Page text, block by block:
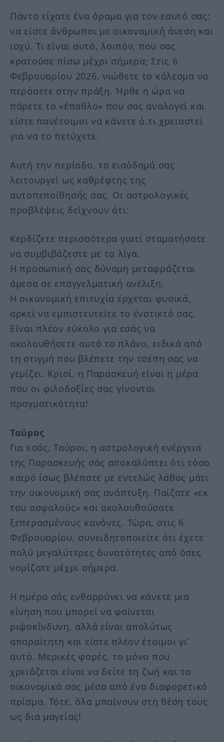
Πάντα είχατε ένα όραμα για τον εαυτό σας:
να είστε άνθρωποι με οικονομική άνεση και
ισχύ. Τι είναι αυτό, λοιπόν, που σας
κρατούσε πίσω μέχρι σήμερα; Στις 6
Φεβρουαρίου 2026, νιώθετε το κάλεσμα να
περάσετε στην πράξη. Ήρθε η ώρα να
πάρετε το «έπαθλο» που σας αναλογεί και
είστε πανέτοιμοι να κάνετε ό,τι χρειαστεί
για να το πετύχετε.
Αυτή την περίοδο, το εισόδημά σας
λειτουργεί ως καθρέφτης της
αυτοπεποίθησής σας. Οι αστρολογικές
προβλέψεις δείχνουν ότι:
Κερδίζετε περισσότερα γιατί σταματήσατε
να συμβιβάζεστε με τα λίγα.
Η προσωπική σας δύναμη μεταφράζεται
άμεσα σε επαγγελματική ανέλιξη.
Η οικονομική επιτυχία έρχεται φυσικά,
αρκεί να εμπιστευτείτε το ένστικτό σας.
Είναι πλέον εύκολο για εσάς να
ακολουθήσετε αυτό το πλάνο, ειδικά από
τη στιγμή που βλέπετε την τσέπη σας να
γεμίζει. Κριοί, η Παρασκευή είναι η μέρα
που οι φιλοδοξίες σας γίνονται
πραγματικότητα!
Ταύρος
Για εσάς, Ταύροι, η αστρολογική ενέργεια
της Παρασκευής σάς αποκαλύπτει ότι τόσο
καιρό ίσως βλέπατε με εντελώς λάθος μάτι
την οικονομική σας ανάπτυξη. Παίζατε «εκ
του ασφαλούς» και ακολουθούσατε
ξεπερασμένους κανόνες. Τώρα, στις 6
Φεβρουαρίου, συνειδητοποιείτε ότι έχετε
πολύ μεγαλύτερες δυνατότητες από όσες
νομίζατε μέχρι σήμερα.
Η ημέρα σάς ενθαρρύνει να κάνετε μια
κίνηση που μπορεί να φαίνεται
ριψοκίνδυνη, αλλά είναι απολύτως
απαραίτητη και είστε πλέον έτοιμοι γι’
αυτό. Μερικές φορές, το μόνο που
χρειάζεται είναι να δείτε τη ζωή και τα
οικονομικά σας μέσα από ένα διαφορετικό
πρίσμα. Τότε, όλα μπαίνουν στη θέση τους
ως δια μαγείας!